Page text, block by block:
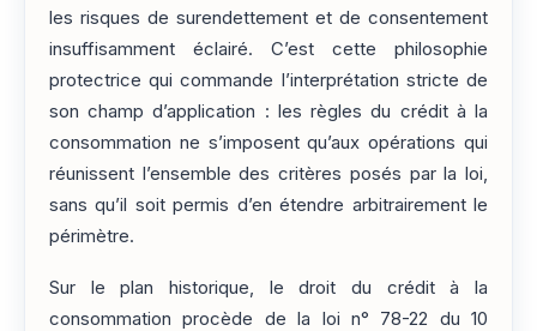
les risques de surendettement et de consentement
insuffisamment éclairé. C’est cette philosophie
protectrice qui commande l’interprétation stricte de
son champ d’application : les règles du crédit à la
consommation ne s’imposent qu’aux opérations qui
réunissent l’ensemble des critères posés par la loi,
sans qu’il soit permis d’en étendre arbitrairement le
périmètre.
Sur le plan historique, le droit du crédit à la
consommation procède de la loi n° 78-22 du 10